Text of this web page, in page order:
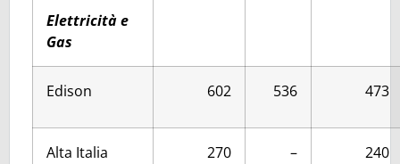
Elettricità e
Gas
Edison 602 536 473
Alta Italia 270 – 240